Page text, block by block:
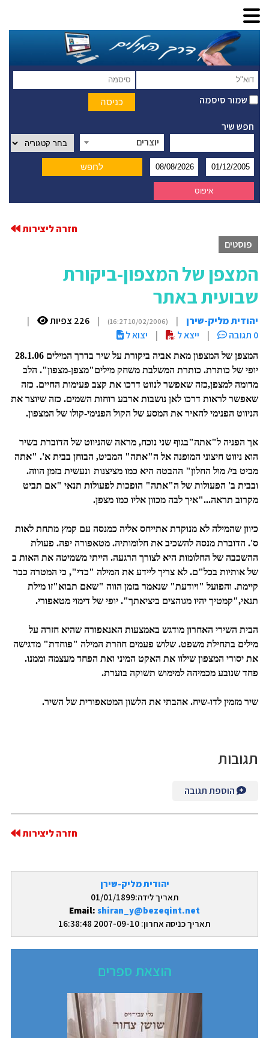
שמור סיסמה
חפש שיר
יוצרים
יהודית מליק-שירן
תאריך לידה:01/01/1899
Email: shiran_y@bezeqint.net
תאריך כניסה אחרון: 2007-09-10 16:38:48
הוצאת ספרים
חזרה ליצירות
פוסטים
המצפן של המצפון-ביקורת
שבועית באתר
יהודית מליק-שירן |
(10/02/2006 16:27)
| 226 צפיות
|
0 תגובה
| ייצא ל | יצוא ל
המצפן של המצפון מאת אביה ביקורת על שיר בדרך המילים 28.1.06
יופי של כותרת. כותרת המשלבת משחק מילים"מצפן-מצפון". הלב
מדומה למצפן,כזה שאפשר לנווט דרכו את קצב פעימות החיים. כזה
שאפשר לראות דרכו לאן נושבות ארבע רוחות השמים. כזה שיוצר את
הניווט הפנימי להאיר את המסע של הקול הפנימי-קולו של המצפון.
אך הפניה ל"אתה"בגוף שני נוכח, מראה שהניווט של הדוברת בשיר
הוא ניווט חיצוני המופנה אל ה"אתה" המביט, הבוחן בבית א'. "אתה
מביט בי/ מול החלון" ההבטה היא כמו מציצנות ונעשית בזמן הווה.
ובבית ב' הפעולות של ה"אתה" הופכות לפעולות תנאי "אם תביט
מקרוב תראה..."איך לבה מכוון אליו כמו מצפן.
כיוון שהמילה לא מנוקדת אתייחס אליה כמנסה עם קמץ מתחת לאות
ס'. הדוברת מנסה להשכיב את חלומותיה. מטאפורה יפה. פעולת
ההשכבה של החלומות היא לצורך הרגעה. הייתי משמיטה את האות ב
של אותיות בכל"ם. לא צריך ליידע את המילה "כדי", כי המטרה כבר
קיימת. והפועל "ויודעת" שנאמר בזמן הווה "שאם תבוא"זו מילת
תנאי,"קמטיך יהיו מגוהצים ביציאתך". יופי של דימוי מטאפורי.
הבית השירי האחרון מודגש באמצעות האנאפורה שהיא חזרה על
מילים בתחילת משפט. שלוש פעמים חוזרת המילה "פוחדת" מדגישה
את יסורי המצפון שילוו את האקט המיני ואת הפחד מעצמה וממנו.
פחד שנובע מכמיהה למימוש תשוקה בוערת.
שיר מזמין לדו-שיח. אהבתי את הלשון המטאפורית של השיר.
תגובות
הוספת תגובה
חזרה ליצירות